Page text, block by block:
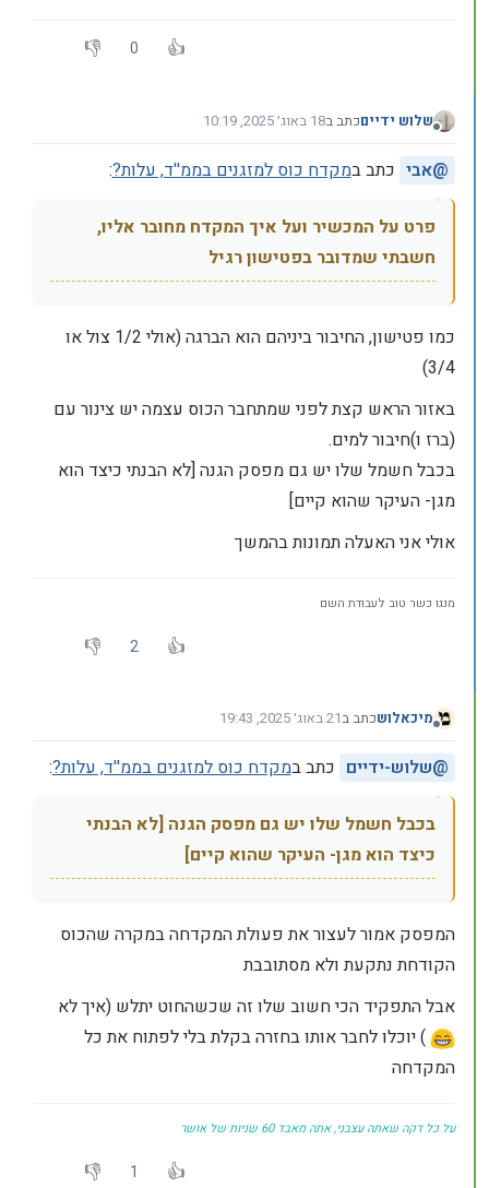
0
מנותק
שלוש ידייםכתב ב18 באוג׳ 2025, 10:19
נערך לאחרונה על ידי
@אבי כתב במקדח כוס למזגנים בממ''ד, עלות?:
פרט על המכשיר ועל איך המקדח מחובר אליו,
חשבתי שמדובר בפטישון רגיל
כמו פטישון, החיבור ביניהם הוא הברגה (אולי 1/2 צול או
3/4)
באזור הראש קצת לפני שמתחבר הכוס עצמה יש צינור עם
(ברז ו)חיבור למים.
בכבל חשמל שלו יש גם מפסק הגנה [לא הבנתי כיצד הוא
מגן- העיקר שהוא קיים]
אולי אני האעלה תמונות בהמשך
מנגו כשר טוב לעבודת השם
2
מנותק
מיכאלושכתב ב21 באוג׳ 2025, 19:43
נערך לאחרונה על ידי
@שלוש-ידיים כתב במקדח כוס למזגנים בממ''ד, עלות?:
בכבל חשמל שלו יש גם מפסק הגנה [לא הבנתי
כיצד הוא מגן- העיקר שהוא קיים]
המפסק אמור לעצור את פעולת המקדחה במקרה שהכוס
הקודחת נתקעת ולא מסתובבת
אבל התפקיד הכי חשוב שלו זה שכשהחוט יתלש (איך לא
) יוכלו לחבר אותו בחזרה בקלת בלי לפתוח את כל
המקדחה
על כל דקה שאתה עצבני, אתה מאבד 60 שניות של אושר
1